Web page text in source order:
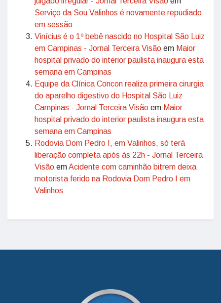
Serviço da Sou Valinhos é novamente repudiado
em sessão
Vinícius é o 1º bebê nascido no Hospital São Luiz
em Campinas - Jornal Terceira Visão em Maior
hospital privado do interior paulista inaugura esta
semana em Campinas
Equipe da Clínica Concon realiza primeira cirurgia
do aparelho digestivo do Hospital São Luiz
Campinas - Jornal Terceira Visão em Maior
hospital privado do interior paulista inaugura esta
semana em Campinas
Rodovia Dom Pedro I, em Valinhos, só terá
liberação completa após às 22h - Jornal Terceira
Visão emAcidente com caminhão bitrem deixa
motorista ferido na Rodovia Dom Pedro I em
Valinhos